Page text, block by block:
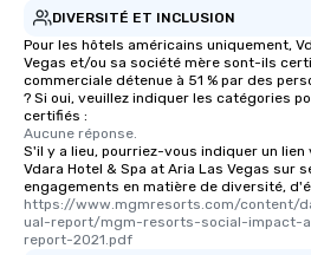
DIVERSITÉ ET INCLUSION
Pour les hôtels américains uniquement,
Vegas et/ou sa société mère sont-ils
commerciale détenue à 51 % par des
? Si oui, veuillez indiquer les catégories
certifiés :
Aucune réponse.
S'il y a lieu, pourriez-vous indiquer un
Vdara Hotel & Spa at Aria Las Vegas sur
engagements en matière de diversité,
https://www.mgmresorts.com/content/
ual-report/mgm-resorts-social-impact-
report-2021.pdf